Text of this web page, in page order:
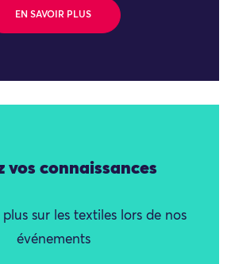
EN SAVOIR PLUS
vos connaissances
sur les textiles lors de nos
événements